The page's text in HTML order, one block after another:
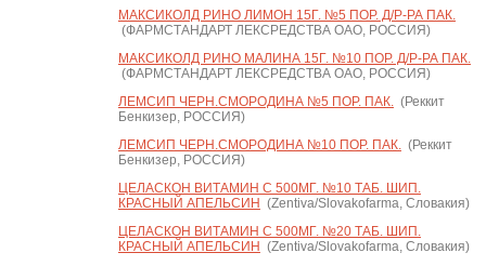
МАКСИКОЛД РИНО ЛИМОН 15Г. №5 ПОР. Д/Р-РА ПАК.
(ФАРМСТАНДАРТ ЛЕКСРЕДСТВА ОАО, РОССИЯ)
МАКСИКОЛД РИНО МАЛИНА 15Г. №10 ПОР. Д/Р-РА ПАК.
(ФАРМСТАНДАРТ ЛЕКСРЕДСТВА ОАО, РОССИЯ)
ЛЕМСИП ЧЕРН.СМОРОДИНА №5 ПОР. ПАК.(Реккит
Бенкизер, РОССИЯ)
ЛЕМСИП ЧЕРН.СМОРОДИНА №10 ПОР. ПАК.(Реккит
Бенкизер, РОССИЯ)
ЦЕЛАСКОН ВИТАМИН С 500МГ. №10 ТАБ. ШИП.
КРАСНЫЙ АПЕЛЬСИН (Zentiva/Slovakofarma, Словакия)
ЦЕЛАСКОН ВИТАМИН С 500МГ. №20 ТАБ. ШИП.
КРАСНЫЙ АПЕЛЬСИН (Zentiva/Slovakofarma, Словакия)